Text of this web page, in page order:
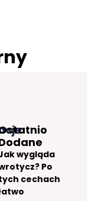
wygląda
Po
cechach